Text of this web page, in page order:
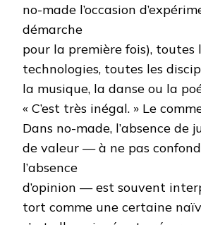
no-made l’occasion
démarche
pour la première fois), toutes
technologies, toutes les
la musique, la danse ou la
« C’est très inégal. » Le
Dans no-made, l’absence de
de valeur — à ne pas
l’absence
d’opinion — est souvent
tort comme une certaine